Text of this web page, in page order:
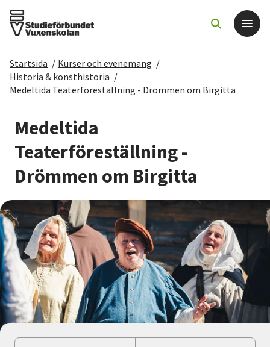
Det här gör vi
Sök kurser och evenemang
Om SV
Starta studiecirkel
Cirkelledare
Nyheter
Avdelningar
Startsida / Kurser och evenemang /
Historia & konsthistoria /
Medeltida Teaterföreställning - Drömmen om Birgitta
Medeltida
Teaterföreställning -
Drömmen om Birgitta